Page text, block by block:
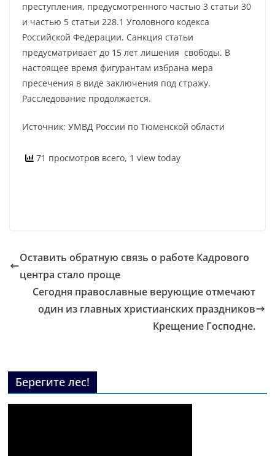
преступления, предусмотренного частью 3 статьи 30
и частью 5 статьи 228.1 Уголовного кодекса
Российской Федерации. Санкция статьи
предусматривает до 15 лет лишения свободы. В
настоящее время фигурантам избрана мера
пресечения в виде заключения под стражу.
Расследование продолжается.
Источник: УМВД России по Тюменской области
71 просмотров всего, 1 view today
Оставить обратную связь о работе Кадрового
центра стало проще
Сегодня православные верующие отмечают
один из главных христианских праздников
Крещение Господне.
Берегите лес!